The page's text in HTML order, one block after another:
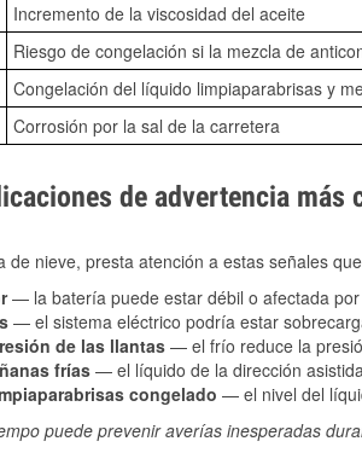
Incremento de la viscosidad del aceite
Riesgo de congelación si la mezcla de
Congelación del líquido limpiaparabrisas y
Corrosión por la sal de la carretera
de advertencia
de nieve, presta atención a estas señales
— la batería puede estar débil o afectada
— el sistema eléctrico podría estar
de las llantas— el frío reduce la
frías — el líquido de la dirección
congelado — el nivel del
puede prevenir averías inesperadas